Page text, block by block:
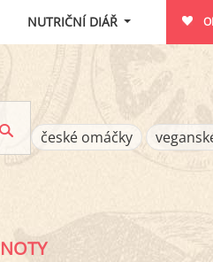
NUTRIČNÍ DIÁŘ
české omáčky